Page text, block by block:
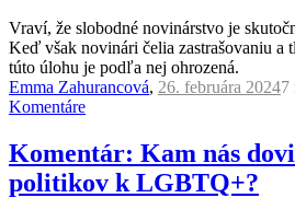
Vraví, že slobodné novinárstvo je
Keď však novinári čelia zastrašovaniu
túto úlohu je podľa nej ohrozená.
Emma Zahurancová, 26. februára 20247
Komentáre
Komentár: Kam nás
politikov k LGBTQ+?